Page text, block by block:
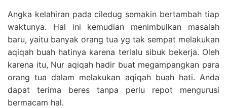
Angka kelahiran pada ciledug semakin bertambah tiap
waktunya. Hal ini kemudian menimbulkan masalah
baru, yaitu banyak orang tua yg tak sempat melakukan
aqiqah buah hatinya karena terlalu sibuk bekerja. Oleh
karena itu, Nur aqiqah hadir buat megampangkan para
orang tua dalam melakukan aqiqah buah hati. Anda
dapat terima beres tanpa perlu repot mengurusi
bermacam hal.